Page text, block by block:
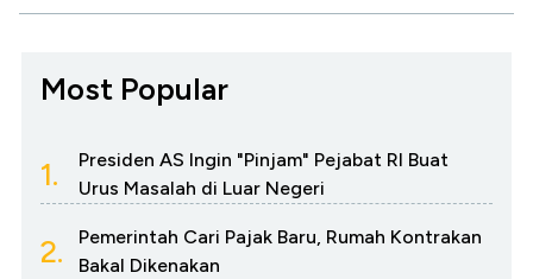
Most Popular
1.
Presiden AS Ingin "Pinjam" Pejabat RI Buat
Urus Masalah di Luar Negeri
2.
Pemerintah Cari Pajak Baru, Rumah Kontrakan
Bakal Dikenakan